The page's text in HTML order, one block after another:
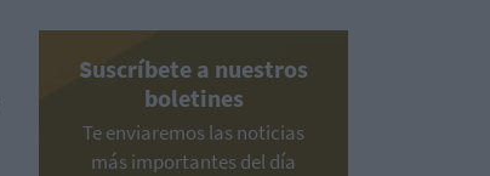
Suscríbete a nuestros
boletines
Te enviaremos las noticias
más importantes del día